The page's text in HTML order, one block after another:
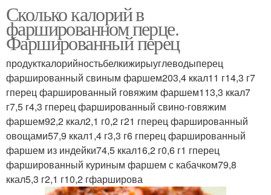
Сколько калорий в
фаршированном перце.
Фаршированный перец
продукткалорийностьбелкижирыуглеводыперец
фаршированный свиным фаршем203,4 ккал11 г14,3 г7
гперец фаршированный говяжим фаршем113,3 ккал7
г7,5 г4,3 гперец фаршированный свино-говяжим
фаршем92,2 ккал2,1 г0,2 г21 гперец фаршированный
овощами57,9 ккал1,4 г3,3 г6 гперец фаршированный
фаршем из индейки74,5 ккал16,2 г0,6 г1 гперец
фаршированный куриным фаршем с кабачком79,8
ккал5,3 г2,1 г10,2 гфарширова